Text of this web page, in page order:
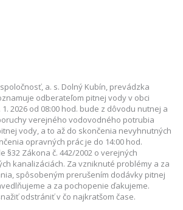
a. s. Dolný Kubín, prevádzka
odberateľom pitnej vody v obci
2026 od 08:00 hod. bude z dôvodu nutnej a
verejného vodovodného potrubia
vody, a to až do skončenia nevyhnutných
opravných prác je do 14:00 hod.
§32 Zákona č. 442/2002 o verejných
kanalizáciách. Za vzniknuté problémy a za
spôsobeným prerušením dodávky pitnej
a za pochopenie ďakujeme.
odstrániť v čo najkratšom čase.